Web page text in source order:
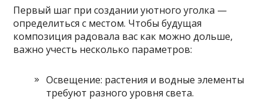
Первый шаг при создании уютного уголка —
определиться с местом. Чтобы будущая
композиция радовала вас как можно дольше,
важно учесть несколько параметров:
Освещение: растения и водные элементы
требуют разного уровня света.